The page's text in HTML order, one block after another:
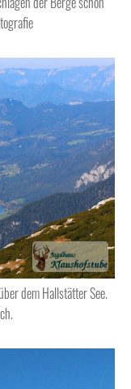
dem Hallstätter See.